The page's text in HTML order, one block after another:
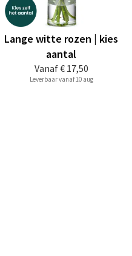
Vanaf€ 17,50
Lange witte rozen | kies
aantal
Leverbaar vanaf 10 aug